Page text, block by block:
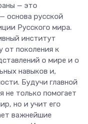
— это
основа русской
Русского мира.
институт
от поколения к
о мире и о
навыков и,
Будучи главной
не только помогает
но и учит его
важнейшие